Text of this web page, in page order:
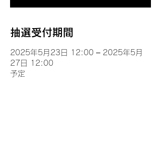
抽選受付期間
2025年5月23日 12:00 – 2025年5月
27日 12:00
予定